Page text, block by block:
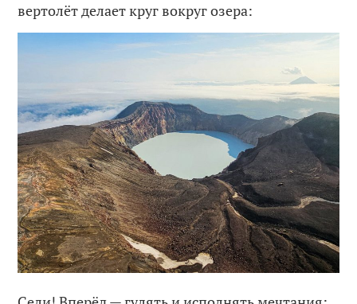
вертолёт делает круг вокруг озера: